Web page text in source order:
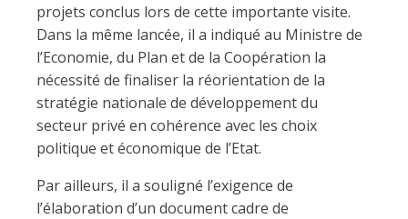
projets conclus lors de cette importante visite.
Dans la même lancée, il a indiqué au Ministre de
l’Economie, du Plan et de la Coopération la
nécessité de finaliser la réorientation de la
stratégie nationale de développement du
secteur privé en cohérence avec les choix
politique et économique de l’Etat.
Par ailleurs, il a souligné l’exigence de
l’élaboration d’un document cadre de